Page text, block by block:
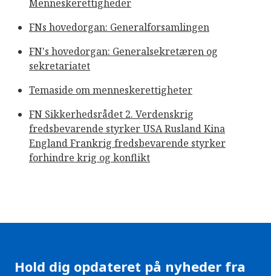
Menneskerettigheder
FNs hovedorgan: Generalforsamlingen
FN's hovedorgan: Generalsekretæren og
sekretariatet
Temaside om menneskerettigheter
FN Sikkerhedsrådet 2. Verdenskrig
fredsbevarende styrker USA Rusland Kina
England Frankrig fredsbevarende styrker
forhindre krig og konflikt
Hold dig opdateret på nyheder fra